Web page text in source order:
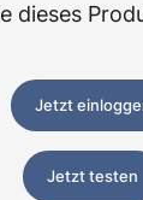
dieses
Jetzt
Jetzt testen